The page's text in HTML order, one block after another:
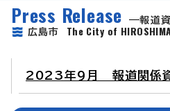
Press Release
報道
広島市 The City of
2023年9月 報道関係